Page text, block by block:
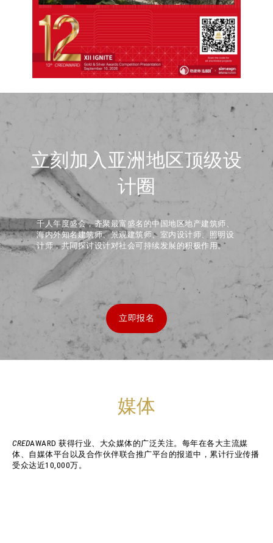
立刻加入亚洲地区顶级设
计圈
千人年度盛会，齐聚最富盛名的中国地区地产建筑师、
海内外知名建筑师、景观建筑师、室内设计师、照明设
计师，共同探讨设计对社会可持续发展的积极作用。
立即报名
媒体
CREDAWARD 获得行业、大众媒体的广泛关注。每年在各大主流媒
体、自媒体平台以及合作伙伴联合推广平台的报道中，累计行业传播
受众达近10,000万。